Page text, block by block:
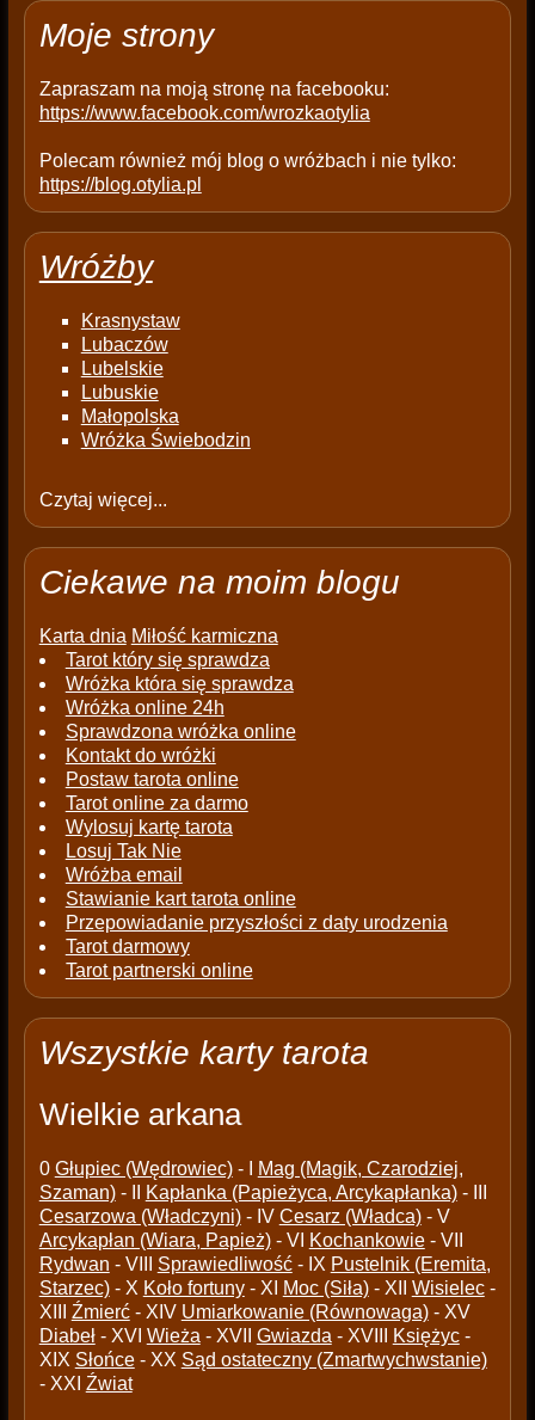
y
Moje strony
Zapraszam na moją stronę na facebooku:
https://www.facebook.com/wrozkaotylia
Polecam również mój blog o wróżbach i nie tylko:
https://blog.otylia.pl
Wróżby
Krasnystaw
Lubaczów
Lubelskie
Lubuskie
Małopolska
Wróżka Świebodzin
Czytaj więcej...
Ciekawe na moim blogu
Karta dnia Miłość karmiczna
Tarot który się sprawdza
Wróżka która się sprawdza
Wróżka online 24h
Sprawdzona wróżka online
Kontakt do wróżki
Postaw tarota online
Tarot online za darmo
Wylosuj kartę tarota
Losuj Tak Nie
Wróżba email
Stawianie kart tarota online
Przepowiadanie przyszłości z daty urodzenia
Tarot darmowy
Tarot partnerski online
Wszystkie karty tarota
Wielkie arkana
0 Głupiec (Wędrowiec)- I
Mag (Magik, Czarodziej,
Szaman)- II Kapłanka (Papieżyca, Arcykapłanka)- III
Cesarzowa (Władczyni)- IV Cesarz (Władca)- V
Arcykapłan (Wiara, Papież)- VI Kochankowie- VII
Rydwan - VIII Sprawiedliwość- IX Pustelnik (Eremita,
Starzec)- X Koło fortuny- XI Moc (Siła)- XII Wisielec-
XIII Źmierć- XIV Umiarkowanie (Równowaga)- XV
Diabeł- XVI Wieża - XVII Gwiazda - XVIII Księżyc-
XIX Słońce- XX Sąd ostateczny (Zmartwychwstanie)
- XXI Źwiat